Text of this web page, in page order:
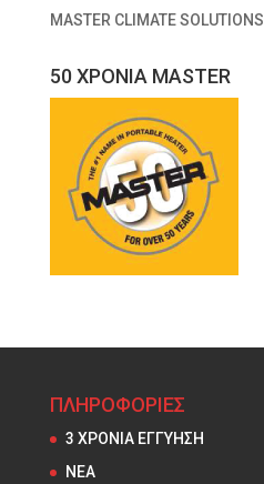
MASTER CLIMATE SOLUTIONS
50 ΧΡΟΝΙΑ MASTER
ΠΛΗΡΟΦΟΡΙΕΣ
3 ΧΡΟΝΙΑ ΕΓΓΥΗΣΗ
NEA